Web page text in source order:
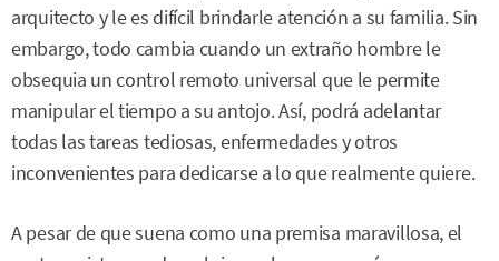
arquitecto y le es difícil brindarle atención a su familia. Sin
embargo, todo cambia cuando un extraño hombre le
obsequia un control remoto universal que le permite
manipular el tiempo a su antojo. Así, podrá adelantar
todas las tareas tediosas, enfermedades y otros
inconvenientes para dedicarse a lo que realmente quiere.
A pesar de que suena como una premisa maravillosa, el